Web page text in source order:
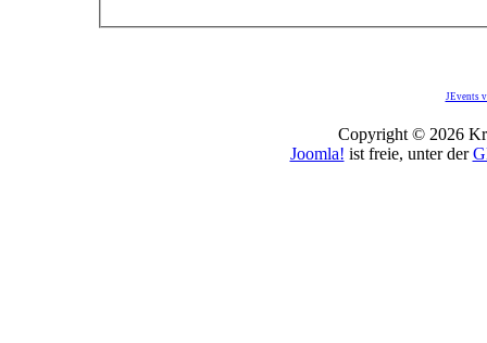
JEvents
Copyright © 2026
Joomla! ist freie, unter der